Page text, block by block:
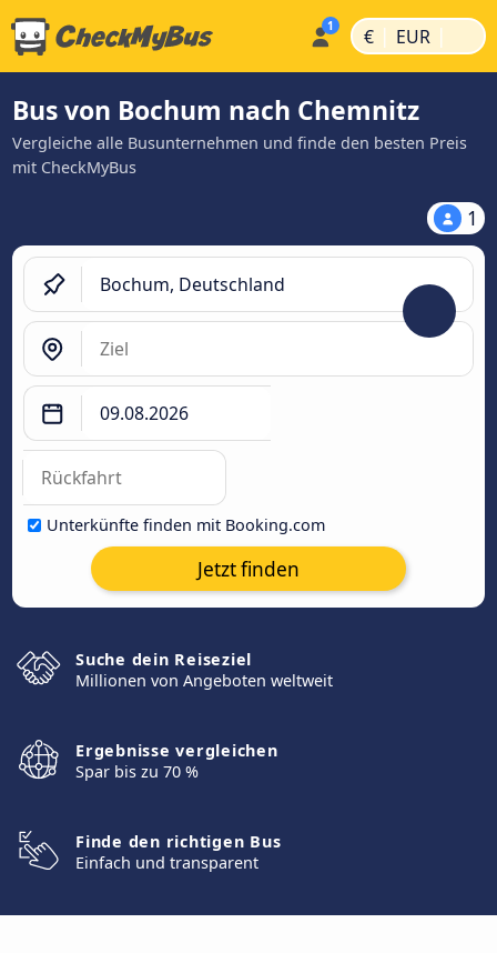
€ | EUR |
Bus von Bochum nach Chemnitz
Vergleiche alle Busunternehmen und finde den besten Preis
mit CheckMyBus
1
Unterkünfte finden mit Booking.com
Jetzt finden
Suche dein Reiseziel
Millionen von Angeboten weltweit
Ergebnisse vergleichen
Spar bis zu 70 %
Finde den richtigen Bus
Einfach und transparent